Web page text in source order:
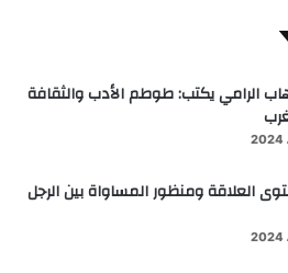
الرامي يكتب: طوطم الأدب والثقافة
العلاقة ومنظور المساواة بين الرجل